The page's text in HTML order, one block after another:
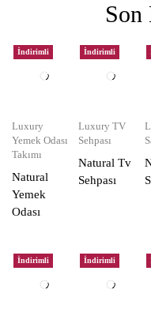
Son
İndirimli
Luxury
Yemek Odası
Takımı
Natural
Yemek
Odası
İndirimli
Luxury TV
Sehpası
Natural Tv
Sehpası
İndirimli İndirimli